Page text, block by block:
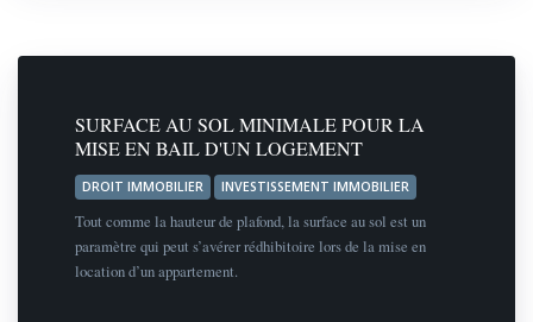
SURFACE AU SOL MINIMALE POUR LA
MISE EN BAIL D'UN LOGEMENT
DROIT IMMOBILIER INVESTISSEMENT IMMOBILIER
Tout comme la hauteur de plafond, la surface au sol est un
paramètre qui peut s’avérer rédhibitoire lors de la mise en
location d’un appartement.